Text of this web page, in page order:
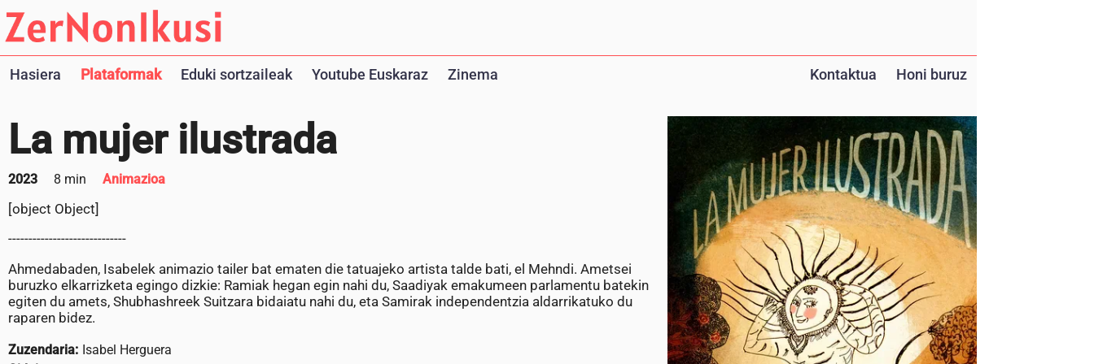
Hasiera Plataformak Eduki sortzaileak Youtube Euskaraz Zinema Kontaktua Honi buruz
La mujer ilustrada
2023 8 min Animazioa
[object Object]
-----------------------------
Ahmedabaden, Isabelek animazio tailer bat ematen die tatuajeko artista talde bati, el Mehndi. Ametsei
buruzko elkarrizketa egingo dizkie: Ramiak hegan egin nahi du, Saadiyak emakumeen parlamentu batekin
egiten du amets, Shubhashreek Suitzara bidaiatu nahi du, eta Samirak independentzia aldarrikatuko du
raparen bidez.
Zuzendaria: Isabel Herguera